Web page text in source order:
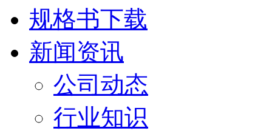
规格书下载
新闻资讯
公司动态
行业知识